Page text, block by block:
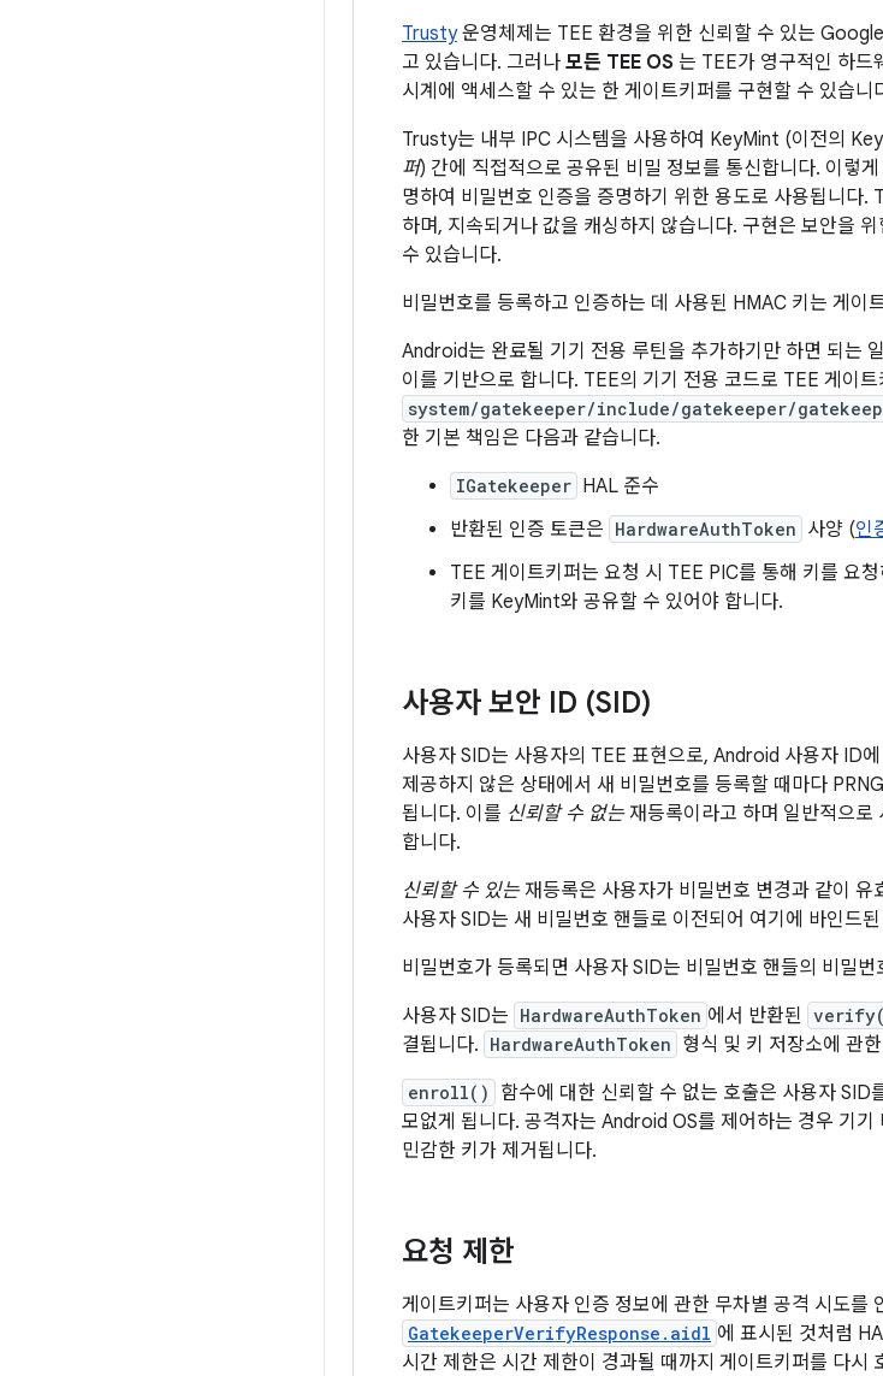
Trusty운영체제는 TEE 환경을 위한 신뢰할 수 있는
고 있습니다. 그러나 모든 TEE OS 는 TEE가 영구적인 하드
시계에 액세스할 수 있는 한 게이트키퍼를 구현할 수 있습니
Trusty는 내부 IPC 시스템을 사용하여 KeyMint (이전의
퍼) 간에 직접적으로 공유된 비밀 정보를 통신합니다. 이렇
명하여 비밀번호 인증을 증명하기 위한 용도로 사용됩니
하며, 지속되거나 값을 캐싱하지 않습니다. 구현은 보안을
수 있습니다.
비밀번호를 등록하고 인증하는 데 사용된 HMAC 키는 게이
Android는 완료될 기기 전용 루틴을 추가하기만 하면 되는
이를 기반으로 합니다. TEE의 기기 전용 코드로 TEE 게이
system/gatekeeper/include/gatekeeper/
한 기본 책임은 다음과 같습니다.
IGatekeeper HAL 준수
반환된 인증 토큰은 HardwareAuthToken 사양 (인
TEE 게이트키퍼는 요청 시 TEE PIC를 통해 키를 요
키를 KeyMint와 공유할 수 있어야 합니다.
사용자 보안 ID (SID)
사용자 SID는 사용자의 TEE 표현으로, Android 사용자 ID
제공하지 않은 상태에서 새 비밀번호를 등록할 때마다
됩니다. 이를 신뢰할 수 없는재등록이라고 하며 일반적으로
합니다.
신뢰할 수 있는재등록은 사용자가 비밀번호 변경과 같이 유
사용자 SID는 새 비밀번호 핸들로 이전되어 여기에 바인드
비밀번호가 등록되면 사용자 SID는 비밀번호 핸들의 비밀
사용자 SID는 HardwareAuthToken 에서 반환된
결됩니다. HardwareAuthToken 형식 및 키 저장소에 관
enroll()
함수에 대한 신뢰할 수 없는 호출은 사용자
모없게 됩니다. 공격자는 Android OS를 제어하는 경우 기
민감한 키가 제거됩니다.
요청 제한
게이트키퍼는 사용자 인증 정보에 관한 무차별 공격 시도를
GatekeeperVerifyResponse.aidl 에 표시된 것처럼
시간 제한은 시간 제한이 경과될 때까지 게이트키퍼를 다